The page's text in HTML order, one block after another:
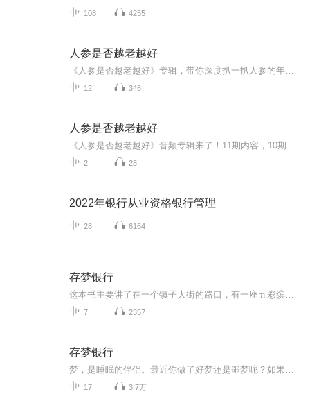
108 4255
人参是否越老越好
12 346
人参是否越老越好
2 28
2022年银行从业资格银行管理
28 6164
存梦银行
7 2357
存梦银行
17 3.7万